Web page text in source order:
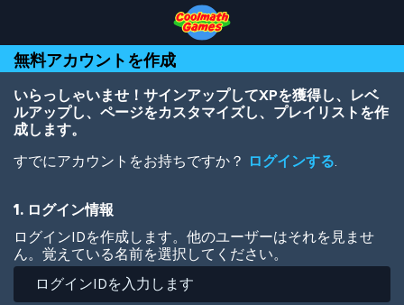
Top
of
Page
Navigation
Main
Content
Footer
ン
コ
ン
移
無料アカウントを作成
いらっしゃいませ！サインアップしてXPを獲得し、レベ
ルアップし、ページをカスタマイズし、プレイリストを作
成します。
すでにアカウントをお持ちですか？ ログインする.
1. ログイン情報
ログインIDを作成します。他のユーザーはそれを見ませ
ん。覚えている名前を選択してください。